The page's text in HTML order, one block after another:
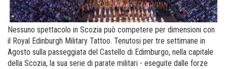
Nessuno spettacolo in Scozia può competere per dimensioni con
il Royal Edinburgh Military Tattoo. Tenutosi per tre settimane in
Agosto sulla passeggiata del Castello di Edimburgo, nella capitale
della Scozia, la sua serie di parate militari - eseguite dalle forze